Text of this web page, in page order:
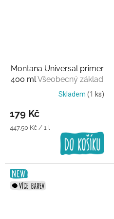
Montana Universal primer
400 mlVšeobecný základ
Skladem (1 ks)
179 Kč
Měrná
447,50 Kč / 1 l